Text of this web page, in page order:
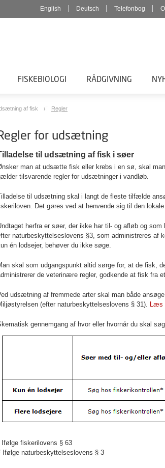
English Deutsch Telefonbog
FISKEBIOLOGI RÅDGIVNING
af fisk Regler
for udsætning
til udsætning af fisk i søer
man at udsætte fisk eller krebs i en sø, skal
tilsvarende regler for udsætninger i vandløb.
til udsætning skal i langt de fleste tilfælde
Det gøres ved at henvende sig til den
herfra er søer, der ikke har til- og afløb og
naturbeskyttelseslovens §3, som administreres af
én lodsejer, behøver du ikke søge.
skal som udgangspunkt altid sørge for, at de fisk,
de veterinære regler, godkende at fisk fra
udsætning af fremmede arter skal man både ansøge
(efter naturbeskyttelseslovens § 31). Læs
gennemgang af hvor eller hvornår du skal
Ifølge fiskerilovens § 63
Ifølge naturbeskyttelseslovens § 3